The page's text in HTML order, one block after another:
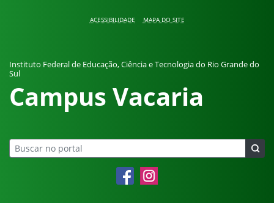
ACESSIBILIDADE MAPA DO SITE
Instituto Federal de Educação, Ciência e Tecnologia do Rio Grande do
Sul
Campus Vacaria
FacebookInstagram